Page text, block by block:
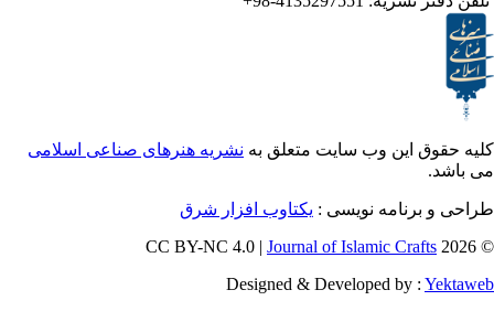
این وب سایت متعلق بهنشریه هنرهای صناعی اسلامی
نویسی : یکتاوب افزار شرق
Journal of Islamic
Designed & Developed by :